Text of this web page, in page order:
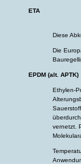
ETA
Diese
Die
EPDM (alt. APTK)
Ethylen-
vernetzt.